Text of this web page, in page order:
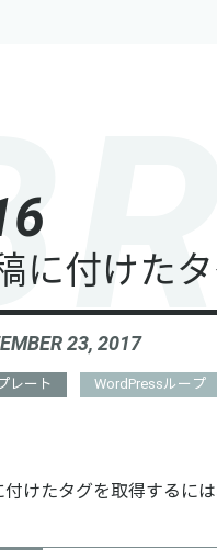
6
に付けた
23, 2017
レート WordPressループ
付けたタグを取得するには